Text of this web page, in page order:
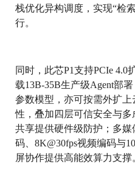
栈优化异构调度，实现“检
行。
同时，此芯P1支持PCIe
载13B-35B生产级Agent部
参数模型，亦可按需外扩
性，叠加四层可信安全与
共享提供硬件级防护；多媒
码、8K@30fps视频编码与
屏协作提供高能效算力支撑